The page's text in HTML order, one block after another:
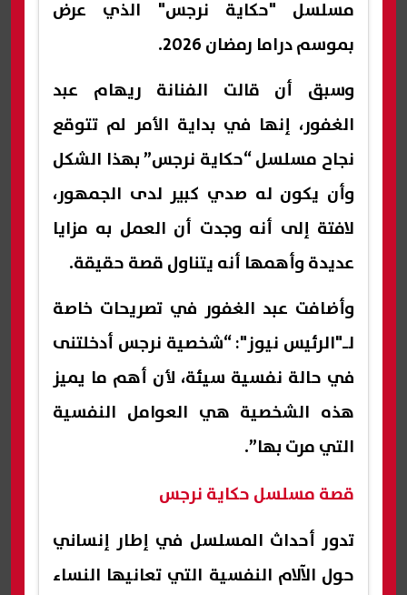
مسلسل "حكاية نرجس" الذي عرض
بموسم دراما رمضان 2026.
وسبق أن قالت الفنانة ريهام عبد
الغفور، إنها في بداية الأمر لم تتوقع
نجاح مسلسل “حكاية نرجس” بهذا الشكل
وأن يكون له صدي كبير لدى الجمهور،
لافتة إلى أنه وجدت أن العمل به مزايا
عديدة وأهمها أنه يتناول قصة حقيقة.
وأضافت عبد الغفور في تصريحات خاصة
لـ"الرئيس نيوز": “شخصية نرجس أدخلتنى
في حالة نفسية سيئة، لأن أهم ما يميز
هذه الشخصية هي العوامل النفسية
التي مرت بها”.
قصة مسلسل حكاية نرجس
تدور أحداث المسلسل في إطار إنساني
حول الآلام النفسية التي تعانيها النساء